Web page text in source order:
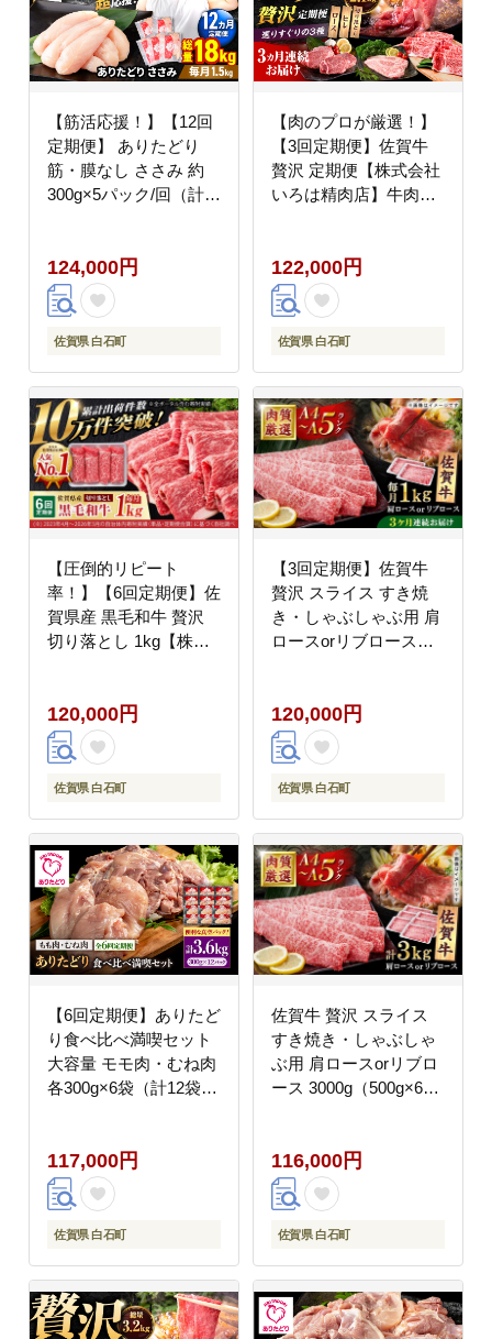
【筋活応援！】【12回
定期便】 ありたどり
筋・膜なし ささみ 約
300g×5パック/回（計
[IAG195]
124,000円
佐賀県 白石町
【肉のプロが厳選！】
【3回定期便】佐賀牛
贅沢 定期便【株式会社
いろは精肉店】牛肉
122,000円
佐賀県 白石町
【圧倒的リピート
率！】【6回定期便】佐
賀県産 黒毛和牛 贅沢
切り落とし 1kg【株式
しゃぶしゃぶ [IAG066]
120,000円
佐賀県 白石町
【3回定期便】佐賀牛
贅沢 スライス すき焼
き・しゃぶしゃぶ用 肩
ロースorリブロース
精肉店】 [IAG222]
120,000円
佐賀県 白石町
【6回定期便】ありたど
り食べ比べ満喫セット
大容量 モモ肉・むね肉
各300g×6袋（計12袋
[IAG164]
117,000円
佐賀県 白石町
佐賀牛 贅沢 スライス
すき焼き・しゃぶしゃ
ぶ用 肩ロースorリブロ
ース 3000g（500g×6パ
116,000円
佐賀県 白石町